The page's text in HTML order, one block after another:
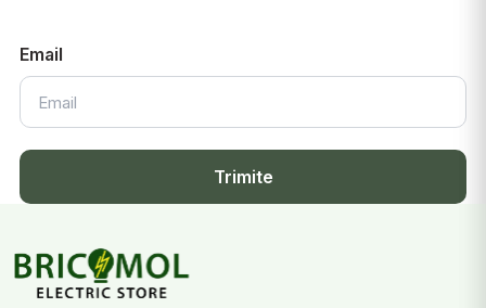
Email
Trimite